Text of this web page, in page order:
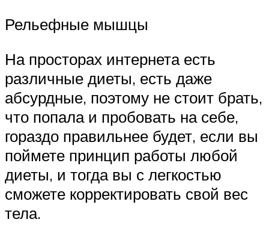
Рельефные мышцы
На просторах интернета есть
различные диеты, есть даже
абсурдные, поэтому не стоит брать,
что попала и пробовать на себе,
гораздо правильнее будет, если вы
поймете принцип работы любой
диеты, и тогда вы с легкостью
сможете корректировать свой вес
тела.